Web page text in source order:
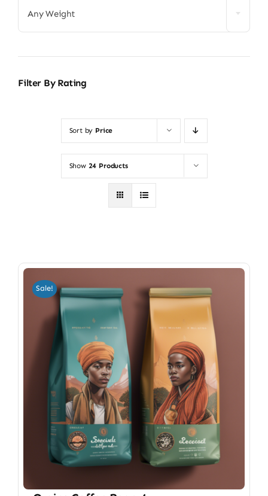
Any Weight
Filter By Rating
Sort by Price
Show 24 Products
Sale!